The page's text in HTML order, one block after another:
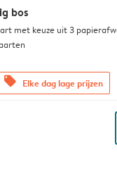
bos
met keuze uit 3
offers Elke dag lage prijzen